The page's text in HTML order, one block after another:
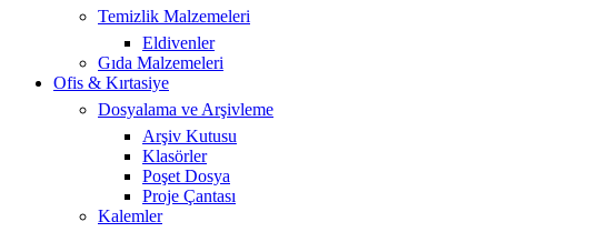
Temizlik Malzemeleri
Eldivenler
Gıda Malzemeleri
Ofis & Kırtasiye
Dosyalama ve Arşivleme
Arşiv Kutusu
Klasörler
Poşet Dosya
Proje Çantası
Kalemler